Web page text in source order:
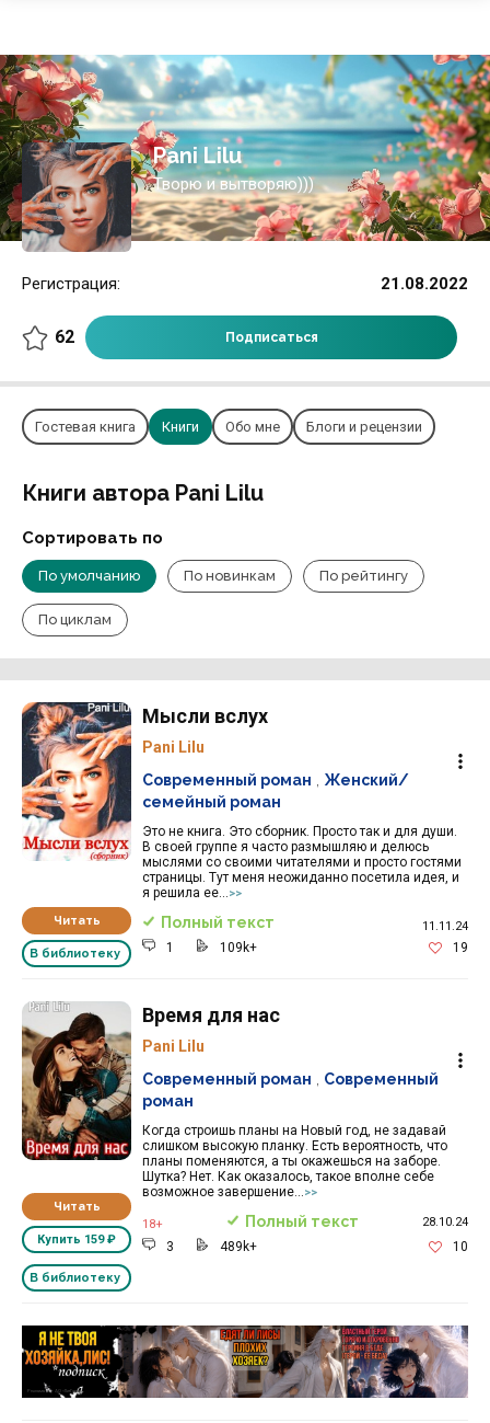
Pani Lilu
Творю и вытворяю)))
21.08.2022
Регистрация:
62 Подписаться
Гостевая книга Книги Обо мне Блоги и рецензии
Книги автора Pani Lilu
Сортировать по
По умолчанию По новинкам По рейтингу
По циклам
Читать
В библиотеку
Мысли вслух
Pani Lilu
Это не книга. Это сборник. Просто так и для души.
В своей группе я часто размышляю и делюсь
мыслями со своими читателями и просто гостями
страницы. Тут меня неожиданно посетила идея, и
я решила ее...>>
Современный роман
Женский/
семейный роман
Полный текст 11.11.24
1 109k+ 19
Читать
Купить 159 ₽
В библиотеку
Время для нас
Pani Lilu
Когда строишь планы на Новый год, не задавай
слишком высокую планку. Есть вероятность, что
планы поменяются, а ты окажешься на заборе.
Шутка? Нет. Как оказалось, такое вполне себе
возможное завершение...>>
Современный роман
Современный
роман
18+ Полный текст 28.10.24
3 489k+ 10
Реклама 16+ АО «ЛитГород»